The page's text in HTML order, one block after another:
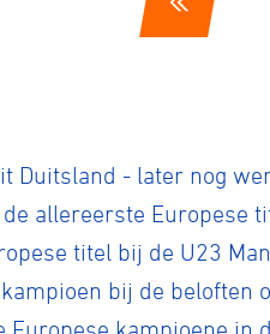
Duitsland - later nog
allereerste Europese
titel bij de U23
bij de beloften